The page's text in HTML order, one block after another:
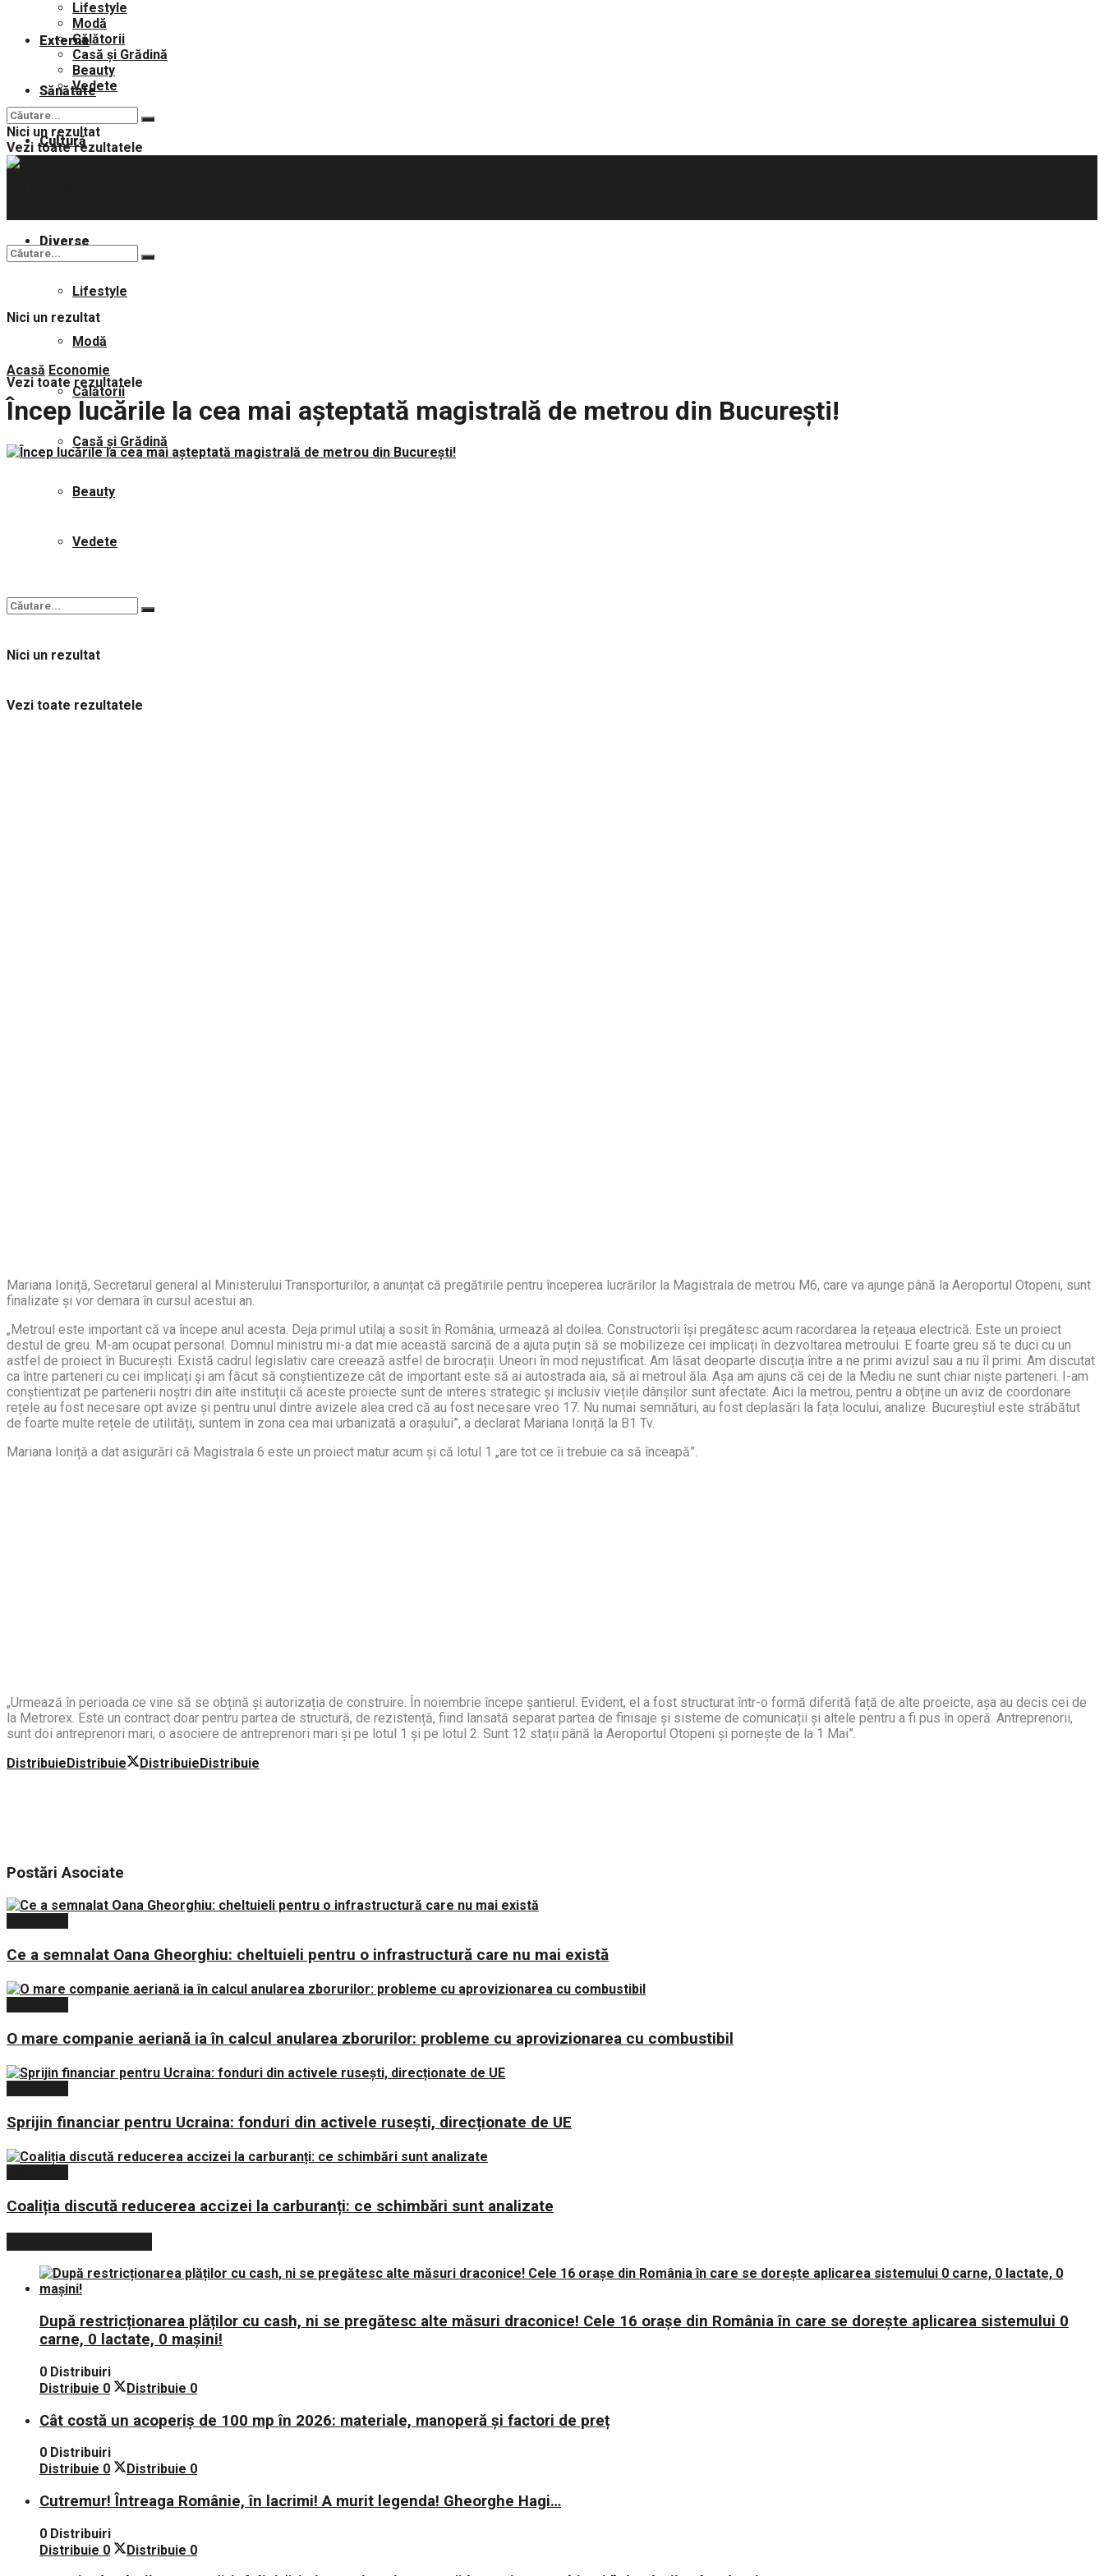
Externe
Sănătate
Cultură
Diverse
Lifestyle
Modă
Călătorii
Casă și Grădină
Beauty
Vedete
Nici un rezultat
Vezi toate rezultatele
Lifestyle
Modă
Călătorii
Casă și Grădină
Beauty
Vedete
Nici un rezultat
Vezi toate rezultatele
Nici un rezultat
Vezi toate rezultatele
Acasă Economie
Încep lucările la cea mai așteptată magistrală de metrou din București!
Mariana Ioniță, Secretarul general al Ministerului Transporturilor, a anunțat că pregătirile pentru începerea lucrărilor la Magistrala de metrou M6, care va ajunge până la Aeroportul Otopeni, sunt
finalizate și vor demara în cursul acestui an.
„Metroul este important că va începe anul acesta. Deja primul utilaj a sosit în România, urmează al doilea. Constructorii își pregătesc acum racordarea la rețeaua electrică. Este un proiect
destul de greu. M-am ocupat personal. Domnul ministru mi-a dat mie această sarcină de a ajuta puțin să se mobilizeze cei implicați în dezvoltarea metroului. E foarte greu să te duci cu un
astfel de proiect în București. Există cadrul legislativ care creează astfel de birocrații. Uneori în mod nejustificat. Am lăsat deoparte discuția între a ne primi avizul sau a nu îl primi. Am discutat
ca între parteneri cu cei implicați și am făcut să conștientizeze cât de important este să ai autostrada aia, să ai metroul ăla. Așa am ajuns că cei de la Mediu ne sunt chiar niște parteneri. I-am
conștientizat pe partenerii noștri din alte instituții că aceste proiecte sunt de interes strategic și inclusiv viețile dânșilor sunt afectate. Aici la metrou, pentru a obține un aviz de coordonare
rețele au fost necesare opt avize și pentru unul dintre avizele alea cred că au fost necesare vreo 17. Nu numai semnături, au fost deplasări la fața locului, analize. Bucureștiul este străbătut
de foarte multe rețele de utilități, suntem în zona cea mai urbanizată a orașului”, a declarat Mariana Ioniță la B1 Tv.
Mariana Ioniță a dat asigurări că Magistrala 6 este un proiect matur acum și că lotul 1 „are tot ce îi trebuie ca să înceapă”.
„Urmează în perioada ce vine să se obțină și autorizația de construire. În noiembrie începe șantierul. Evident, el a fost structurat într-o formă diferită față de alte proeicte, așa au decis cei de
la Metrorex. Este un contract doar pentru partea de structură, de rezistență, fiind lansată separat partea de finisaje și sisteme de comunicații și altele pentru a fi pus în operă. Antreprenorii,
sunt doi antreprenori mari, o asociere de antreprenori mari și pe lotul 1 și pe lotul 2. Sunt 12 stații până la Aeroportul Otopeni și pornește de la 1 Mai”.
Distribuie Distribuie Distribuie Distribuie
PostăriAsociate
Ce a semnalat Oana Gheorghiu: cheltuieli pentru o infrastructură care nu mai există
O mare companie aeriană ia în calcul anularea zborurilor: probleme cu aprovizionarea cu combustibil
Sprijin financiar pentru Ucraina: fonduri din activele rusești, direcționate de UE
Coaliția discută reducerea accizei la carburanți: ce schimbări sunt analizate
După restricționarea plăților cu cash, ni se pregătesc alte măsuri draconice! Cele 16 orașe din România în care se dorește aplicarea sistemului 0
carne, 0 lactate, 0 mașini!
0 Distribuiri
Distribuie 0 Distribuie 0
Cât costă un acoperiș de 100 mp în 2026: materiale, manoperă și factori de preț
0 Distribuiri
Distribuie 0 Distribuie 0
Cutremur! Întreaga Românie, în lacrimi! A murit legenda! Gheorghe Hagi…
0 Distribuiri
Distribuie 0 Distribuie 0